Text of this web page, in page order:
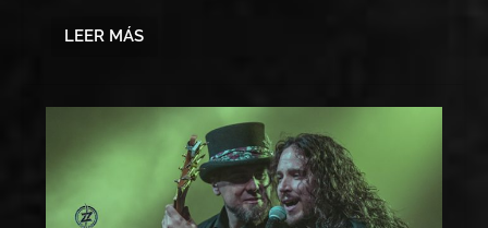
LEER MÁS